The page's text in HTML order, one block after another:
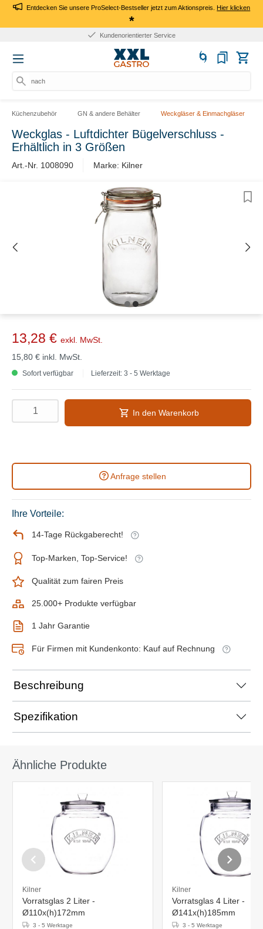
Entdecken Sie unsere ProSelect-Bestseller jetzt zum Aktionspreis.Hier klicken
*
Kundenorientierter Service
nach P
Küchenzubehör GN & andere Behälter Weckgläser & Einmachgläser
Weckglas - Luftdichter Bügelverschluss -
Erhältlich in 3 Größen
Art.-Nr. 1008090 Marke: Kilner
13,28 € exkl. MwSt.
15,80 € inkl. MwSt.
Sofort verfügbar Lieferzeit: 3 - 5 Werktage
In den Warenkorb
Anfrage stellen
Ihre Vorteile:
14-Tage Rückgaberecht!
Top-Marken, Top-Service!
Qualität zum fairen Preis
25.000+ Produkte verfügbar
1 Jahr Garantie
Für Firmen mit Kundenkonto: Kauf auf Rechnung
Beschreibung
Spezifikation
Ähnliche Produkte
Kilner
Vorratsglas 2 Liter -
Ø110x(h)172mm
3 - 5 Werktage
Kilner
Vorratsglas 4 Liter -
Ø141x(h)185mm
3 - 5 Werktage